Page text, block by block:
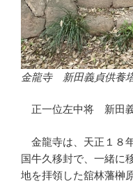
金龍寺 新田義貞供養
正一位左中将 新田義
金龍寺は、天正１８
国牛久移封で、一緒に
地を拝領した舘林藩榊